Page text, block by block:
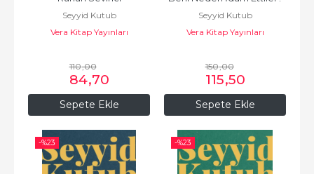
Sepete Ekle
Seyyid Kutub
Vera Kitap Yayınları
110,00
84,70
Sepete Ekle
Seyyid Kutub
Vera Kitap Yayınları
150,00
115,50
-%23 -%23